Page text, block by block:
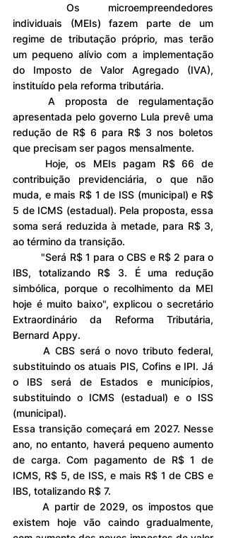
individuais (MEIs) fazem parte de um
regime de tributação próprio, mas terão
um pequeno alívio com a implementação
do Imposto de Valor Agregado (IVA),
instituído pela reforma tributária.
apresentada pelo governo Lula prevê uma
redução de R$ 6 para R$ 3 nos boletos
que precisam ser pagos mensalmente.
contribuição previdenciária, o que não
muda, e mais R$ 1 de ISS (municipal) e R$
5 de ICMS (estadual). Pela proposta, essa
soma será reduzida à metade, para R$ 3,
ao término da transição.
	"Será R$ 1 para o CBS e R$ 2 para o
IBS, totalizando R$ 3. É uma redução
simbólica, porque o recolhimento da MEI
hoje é muito baixo", explicou o secretário
Extraordinário da Reforma Tributária,
Bernard Appy.
substituindo os atuais PIS, Cofins e IPI. Já
o IBS será de Estados e municípios,
substituindo o ICMS (estadual) e o ISS
(municipal).
Essa transição começará em 2027. Nesse
ano, no entanto, haverá pequeno aumento
de carga. Com pagamento de R$ 1 de
ICMS, R$ 5, de ISS, e mais R$ 1 de CBS e
IBS, totalizando R$ 7.
	A partir de 2029, os impostos que
existem hoje vão caindo gradualmente,